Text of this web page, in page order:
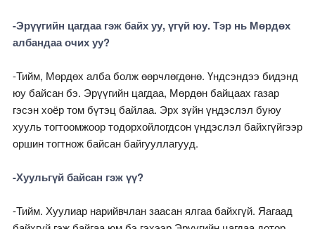
-Эрүүгийн цагдаа гэж байх уу, үгүй юу. Тэр нь Мөрдөх
албандаа очих уу?
-Тийм, Мөрдөх алба болж өөрчлөгдөнө. Үндсэндээ бидэнд
юу байсан бэ. Эрүүгийн цагдаа, Мөрдөн байцаах газар
гэсэн хоёр том бүтэц байлаа. Эрх зүйн үндэслэл буюу
хууль тогтоомжоор тодорхойлогдсон үндэслэл байхгүйгээр
оршин тогтнож байсан байгууллагууд.
-Хуульгүй байсан гэж үү?
-Тийм. Хуулиар нарийвчлан заасан ялгаа байхгүй. Яагаад